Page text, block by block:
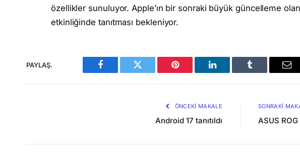
özellikler sunuluyor. Apple’ın bir sonraki büyük güncelleme
etkinliğinde tanıtması bekleniyor.
PAYLAŞ.
Facebook Twitter Pinterest LinkedIn Tumblr
ÖNCEKI MAKALE
Android 17 tanıtıldı
SONRAKI
ASUS ROG